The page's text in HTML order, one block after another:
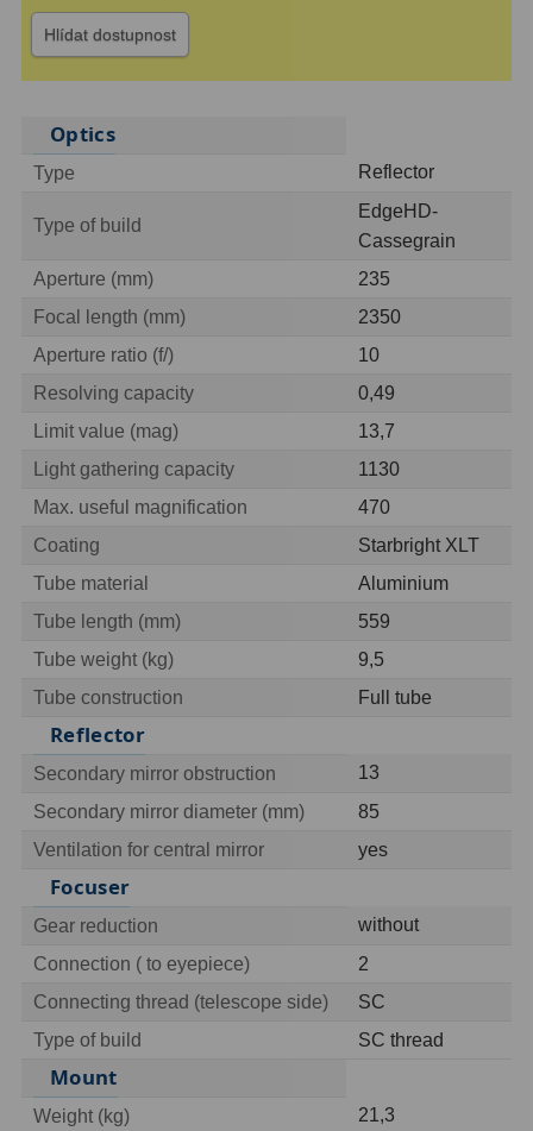
ZOOM12
Měřící, s mřížkou
Měsíční a Polarizační
Sluneční42
Širokopásmové13
OIII9
SII2
Planetární2
Barevné66
Barlow čočky 65
Barlow 3x 12
Barlow 4x3
Barlow 5x8
Hledáčky28
Hlídat dostupnost
Optics
Type Reflector
Type of build
EdgeHD-
Cassegrain
Aperture (mm)
235
Focal length (mm)
2350
Aperture ratio (f/)
10
Resolving capacity
0,49
Limit value (mag)
13,7
Light gathering capacity
1130
Max. useful magnification
470
Coating
Starbright XLT
Tube material
Aluminium
Tube length (mm)
559
Tube weight (kg)
9,5
Tube construction
Full tube
Reflector
Secondary mirror obstruction
13
Secondary mirror diameter (mm)
85
Ventilation for central mirror
yes
Focuser
Gear reduction
without
Connection ( to eyepiece)
2
Connecting thread (telescope side)
SC
Type of build
SC thread
Mount
Weight (kg)
21,3